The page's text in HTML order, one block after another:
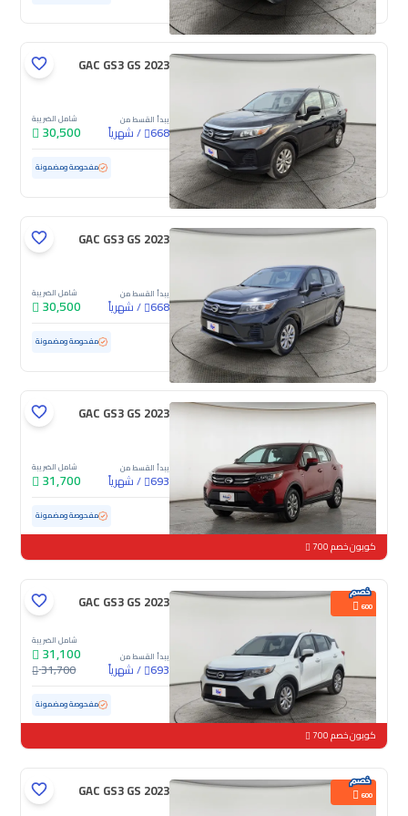
GAC GS3 GS 2023
يبدأ القسط من
668
/شهرياً
شامل الضريبة
30,500
مستعملة 70,725 كم مفحوصة ومضمونة
GAC GS3 GS 2023
يبدأ القسط من
668
/شهرياً
شامل الضريبة
30,500
مستعملة 100,485 كم مفحوصة ومضمونة
GAC GS3 GS 2023
يبدأ القسط من
693
/شهرياً
شامل الضريبة
31,700
مستعملة 103,848 كم مفحوصة ومضمونة
كوبون خصم 700
600
GAC GS3 GS 2023
يبدأ القسط من
693
/شهرياً
شامل الضريبة
31,100
31,700
مستعملة 118,381 كم مفحوصة ومضمونة
كوبون خصم 700
600
GAC GS3 GS 2023